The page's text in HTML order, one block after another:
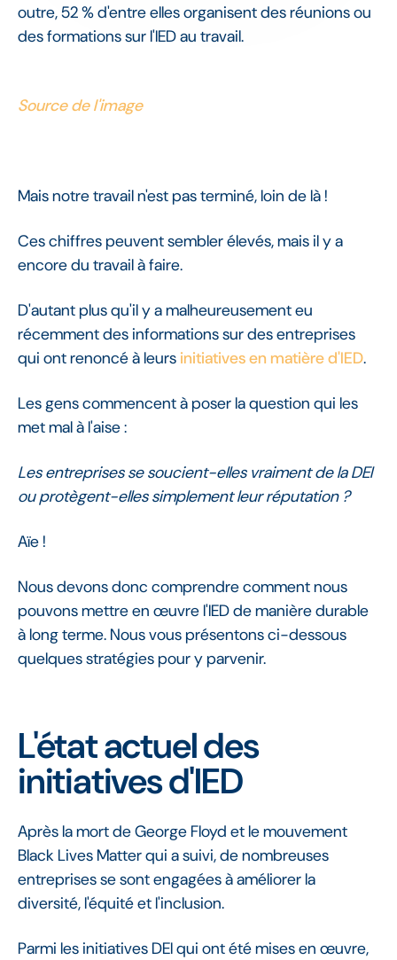
outre, 52 % d'entre elles organisent des réunions ou
des formations sur l'IED au travail.
Source de l'image
Mais notre travail n'est pas terminé, loin de là !
Ces chiffres peuvent sembler élevés, mais il y a
encore du travail à faire.
D'autant plus qu'il y a malheureusement eu
récemment des informations sur des entreprises
qui ont renoncé à leurs initiatives en matière d'IED.
Les gens commencent à poser la question qui les
met mal à l'aise :
Les entreprises se soucient-elles vraiment de la DEI
ou protègent-elles simplement leur réputation ?
Aïe !
Nous devons donc comprendre comment nous
pouvons mettre en œuvre l'IED de manière durable
à long terme. Nous vous présentons ci-dessous
quelques stratégies pour y parvenir.
L'état actuel des
initiatives d'IED
Après la mort de George Floyd et le mouvement
Black Lives Matter qui a suivi, de nombreuses
entreprises se sont engagées à améliorer la
diversité, l'équité et l'inclusion.
Parmi les initiatives DEI qui ont été mises en œuvre,